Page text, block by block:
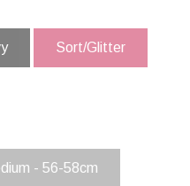
Sort/Glitter
- 56-58cm